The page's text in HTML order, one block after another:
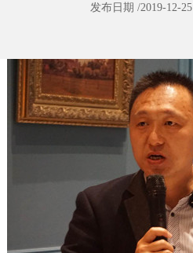
发布日期 /2019-12-25